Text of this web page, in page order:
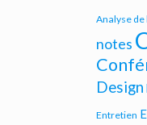
Analyse
notes
Design
Entretien